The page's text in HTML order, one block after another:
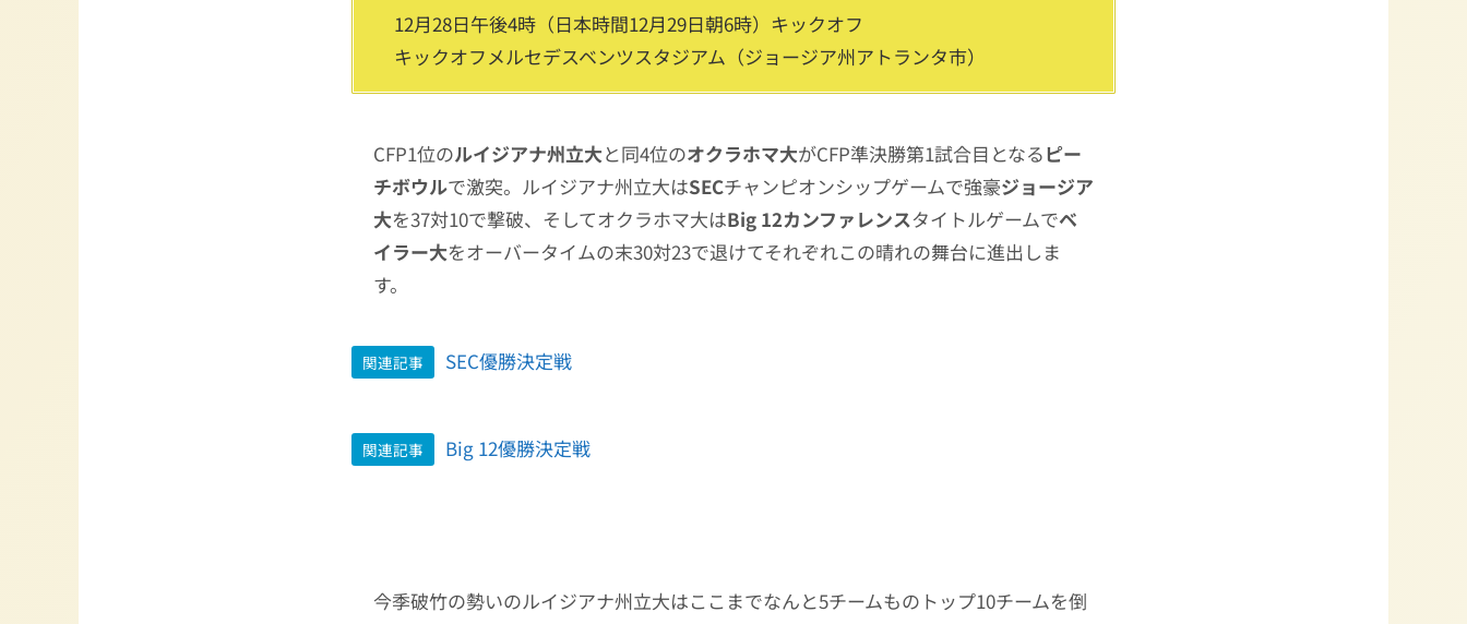
12月28日午後4時（日本時間12月29日朝6時）キックオフ
キックオフメルセデスベンツスタジアム（ジョージア州アトランタ市）
CFP1位のルイジアナ州立大と同4位のオクラホマ大がCFP準決勝第1試合目となるピー
チボウルで激突。ルイジアナ州立大はSECチャンピオンシップゲームで強豪ジョージア
大を37対10で撃破、そしてオクラホマ大はBig 12カンファレンスタイトルゲームでベ
イラー大をオーバータイムの末30対23で退けてそれぞれこの晴れの舞台に進出しま
す。
関連記事 SEC優勝決定戦
関連記事 Big 12優勝決定戦
今季破竹の勢いのルイジアナ州立大はここまでなんと5チームものトップ10チームを倒